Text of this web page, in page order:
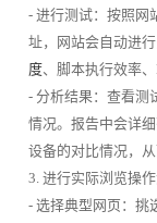
- 进行测试：按照网
址，网站会自动进
度、脚本执行效率、
- 分析结果：查看测
情况。报告中会详
设备的对比情况，
3. 进行实际浏览操
- 选择典型网页：挑